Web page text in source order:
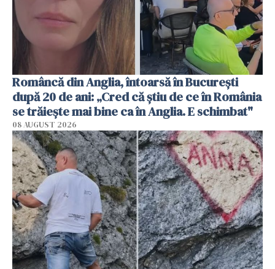
Româncă din Anglia, întoarsă în București
după 20 de ani: „Cred că știu de ce în România
se trăiește mai bine ca în Anglia. E schimbat"
08 AUGUST 2026